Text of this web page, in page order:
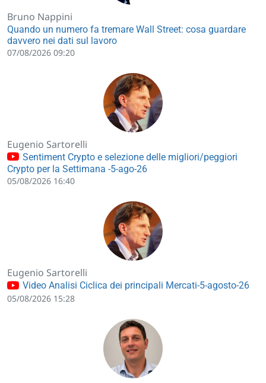
Bruno Nappini
Quando un numero fa tremare Wall Street: cosa guardare
davvero nei dati sul lavoro
07/08/2026 09:20
Eugenio Sartorelli
Sentiment Crypto e selezione delle migliori/peggiori
Crypto per la Settimana -5-ago-26
05/08/2026 16:40
Eugenio Sartorelli
Video Analisi Ciclica dei principali Mercati-5-agosto-26
05/08/2026 15:28